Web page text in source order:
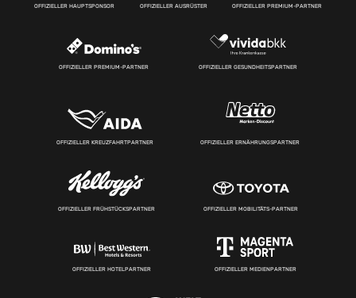
OFFIZIELLER HAUPTSPONSOR OFFIZIELLER AUSRÜSTER OFFIZIELLER PREMIUM-PARTNER
OFFIZIELLER PREMIUM-PARTNER OFFIZIELLER GESUNDHEITSPARTNER
OFFIZIELLER KREUZFAHRTPARTNER OFFIZIELLER ERNÄHRUNGSPARTNER
OFFIZIELLER FRÜHSTÜCKSPARTNER OFFIZIELLER MOBILITÄTS-PARTNER
OFFIZIELLER HOTELPARTNER OFFIZIELLER MEDIENPARTNER